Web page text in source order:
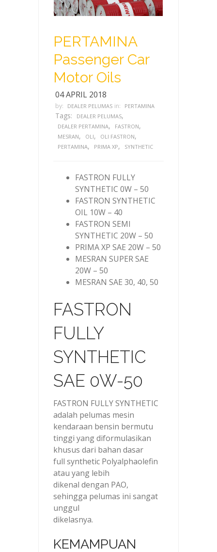
PERTAMINA
Passenger Car
Motor Oils
04 APRIL 2018
by: DEALER PELUMAS in: PERTAMINA
Tags: DEALER PELUMAS,
DEALER PERTAMINA, FASTRON,
MESRAN, OLI, OLI FASTRON,
PERTAMINA, PRIMA XP, SYNTHETIC
FASTRON FULLY
SYNTHETIC 0W – 50
FASTRON SYNTHETIC
OIL 10W – 40
FASTRON SEMI
SYNTHETIC 20W – 50
PRIMA XP SAE 20W – 50
MESRAN SUPER SAE
20W – 50
MESRAN SAE 30, 40, 50
FASTRON
FULLY
SYNTHETIC
SAE 0W-50
FASTRON FULLY SYNTHETIC
adalah pelumas mesin
kendaraan bensin bermutu
tinggi yang diformulasikan
khusus dari bahan dasar
full synthetic Polyalphaolefin
atau yang lebih
dikenal dengan PAO,
sehingga pelumas ini sangat
unggul
dikelasnya.
KEMAMPUAN